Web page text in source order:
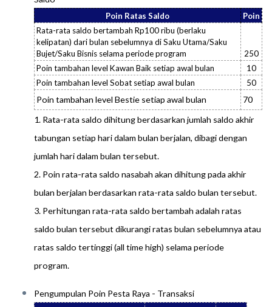
Poin Ratas Saldo
Poin
Rata-rata saldo bertambah Rp100 ribu (berlaku
kelipatan) dari bulan sebelumnya di Saku Utama/Saku
Bujet/Saku Bisnis selama periode program
250
Poin tambahan level Kawan Baik setiap awal bulan
10
Poin tambahan level Sobat setiap awal bulan
50
Poin tambahan level Bestie setiap awal bulan
70
1. Rata-rata saldo dihitung berdasarkan jumlah saldo akhir
tabungan setiap hari dalam bulan berjalan, dibagi dengan
jumlah hari dalam bulan tersebut.
2. Poin rata-rata saldo nasabah akan dihitung pada akhir
bulan berjalan berdasarkan rata-rata saldo bulan tersebut.
3. Perhitungan rata-rata saldo bertambah adalah ratas
saldo bulan tersebut dikurangi ratas bulan sebelumnya atau
ratas saldo tertinggi (all time high) selama periode
program.
Pengumpulan Poin Pesta Raya - Transaksi